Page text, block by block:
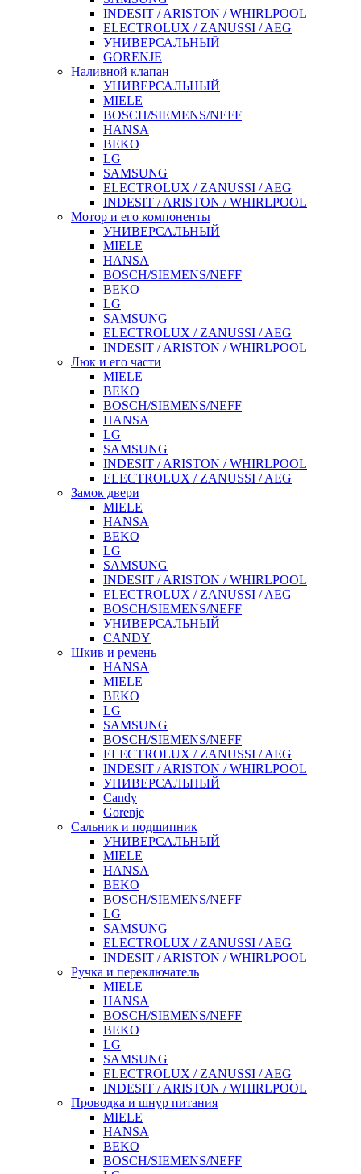
INDESIT / ARISTON / WHIRLPOOL
ELECTROLUX / ZANUSSI / AEG
УНИВЕРСАЛЬНЫЙ
GORENJE
Наливной клапан
УНИВЕРСАЛЬНЫЙ
MIELE
BOSCH/SIEMENS/NEFF
HANSA
BEKO
LG
SAMSUNG
ELECTROLUX / ZANUSSI / AEG
INDESIT / ARISTON / WHIRLPOOL
Мотор и его компоненты
УНИВЕРСАЛЬНЫЙ
MIELE
HANSA
BOSCH/SIEMENS/NEFF
BEKO
LG
SAMSUNG
ELECTROLUX / ZANUSSI / AEG
INDESIT / ARISTON / WHIRLPOOL
Люк и его части
MIELE
BEKO
BOSCH/SIEMENS/NEFF
HANSA
LG
SAMSUNG
INDESIT / ARISTON / WHIRLPOOL
ELECTROLUX / ZANUSSI / AEG
Замок двери
MIELE
HANSA
BEKO
LG
SAMSUNG
INDESIT / ARISTON / WHIRLPOOL
ELECTROLUX / ZANUSSI / AEG
BOSCH/SIEMENS/NEFF
УНИВЕРСАЛЬНЫЙ
CANDY
Шкив и ремень
HANSA
MIELE
BEKO
LG
SAMSUNG
BOSCH/SIEMENS/NEFF
ELECTROLUX / ZANUSSI / AEG
INDESIT / ARISTON / WHIRLPOOL
УНИВЕРСАЛЬНЫЙ
Candy
Gorenje
Сальник и подшипник
УНИВЕРСАЛЬНЫЙ
MIELE
HANSA
BEKO
BOSCH/SIEMENS/NEFF
LG
SAMSUNG
ELECTROLUX / ZANUSSI / AEG
INDESIT / ARISTON / WHIRLPOOL
Ручка и переключатель
MIELE
HANSA
BOSCH/SIEMENS/NEFF
BEKO
LG
SAMSUNG
ELECTROLUX / ZANUSSI / AEG
INDESIT / ARISTON / WHIRLPOOL
Проводка и шнур питания
MIELE
HANSA
BEKO
BOSCH/SIEMENS/NEFF